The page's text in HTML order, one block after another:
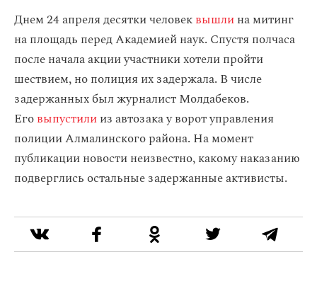
Днем 24 апреля десятки человеквышлина митинг
на площадь перед Академией наук. Спустя полчаса
после начала акции участники хотели пройти
шествием, но полиция их задержала. В числе
задержанных был журналист Молдабеков.
Еговыпустилииз автозака у ворот управления
полиции Алмалинского района. На момент
публикации новости неизвестно, какому наказанию
подверглись остальные задержанные активисты.